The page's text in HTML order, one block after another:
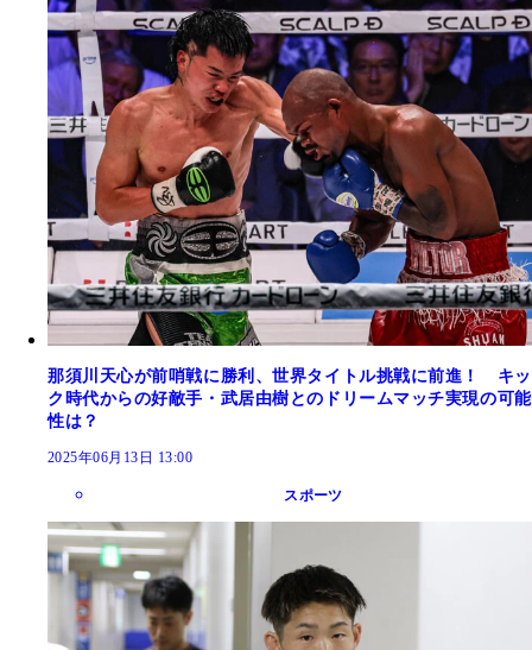
那須川天心が前哨戦に勝利、世界タイトル挑戦に前進！ キッ
ク時代からの好敵手・武居由樹とのドリームマッチ実現の可能
性は？
2025年06月13日 13:00
スポーツ